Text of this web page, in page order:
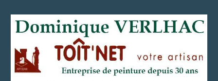
contenu
principal